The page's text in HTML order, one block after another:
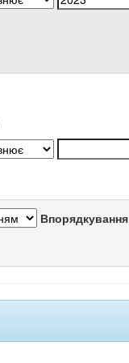
Впорядкування